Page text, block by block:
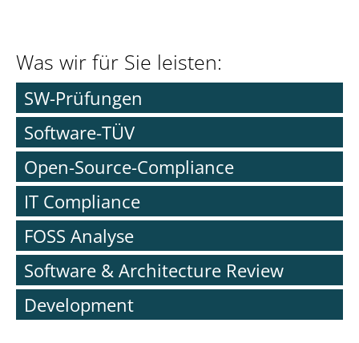
Was wir für Sie leisten:
SW-Prüfungen
Software-TÜV
Open-Source-Compliance
IT Compliance
FOSS Analyse
Software & Architecture Review
Development